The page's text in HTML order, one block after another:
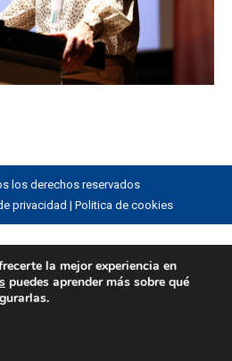
los derechos reservados
privacidad | Politica de cookies
la mejor experiencia en
puedes aprender más sobre qué